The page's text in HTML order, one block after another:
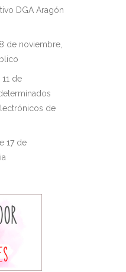
DGA Aragón
de noviembre,
de
de
17 de